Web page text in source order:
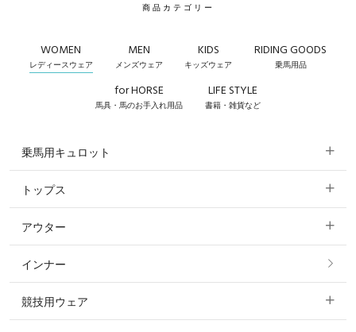
商品カテゴリー
WOMEN
レディースウェア
MEN
メンズウェア
KIDS
キッズウェア
RIDING GOODS
乗馬用品
for HORSE
馬具・馬のお手入れ用品
LIFE STYLE
書籍・雑貨など
乗馬用キュロット
すべてのキュロット
フルグリップ・尻革 キュロット
ニーグリップ・膝革 キュロット
トップス
すべてのトップス
ポロシャツ
カットソー・Tシャツ・タンクトップ
アウター
すべてのアウター
コート
インナー
競技用ウェア